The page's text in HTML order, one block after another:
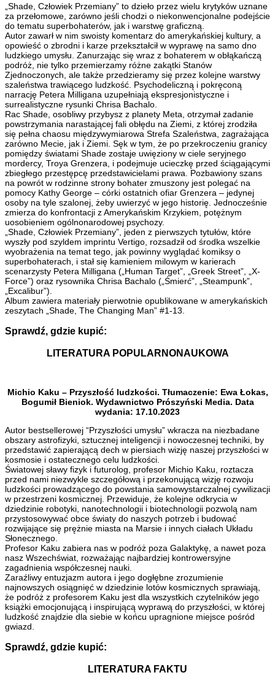
„Shade, Człowiek Przemiany” to dzieło przez wielu krytyków uznane
za przełomowe, zarówno jeśli chodzi o niekonwencjonalne podejście
do tematu superbohaterów, jak i warstwę graficzną.
Autor zawarł w nim swoisty komentarz do amerykańskiej kultury, a
opowieść o zbrodni i karze przekształcił w wyprawę na samo dno
ludzkiego umysłu. Zanurzając się wraz z bohaterem w obłąkańczą
podróż, nie tylko przemierzamy różne zakątki Stanów
Zjednoczonych, ale także przedzieramy się przez kolejne warstwy
szaleństwa trawiącego ludzkość. Psychodeliczną i pokręconą
narrację Petera Milligana uzupełniają ekspresjonistyczne i
surrealistyczne rysunki Chrisa Bachalo.
Rac Shade, osobliwy przybysz z planety Meta, otrzymał zadanie
powstrzymania narastającej fali obłędu na Ziemi, z której zrodziła
się pełna chaosu międzywymiarowa Strefa Szaleństwa, zagrażająca
zarówno Mecie, jak i Ziemi. Sęk w tym, że po przekroczeniu granicy
pomiędzy światami Shade zostaje uwięziony w ciele seryjnego
mordercy, Troya Grenzera, i podejmuje ucieczkę przed ściągającymi
zbiegłego przestępcę przedstawicielami prawa. Pozbawiony szans
na powrót w rodzinne strony bohater zmuszony jest polegać na
pomocy Kathy George – córki ostatnich ofiar Grenzera – jedynej
osoby na tyle szalonej, żeby uwierzyć w jego historię. Jednocześnie
zmierza do konfrontacji z Amerykańskim Krzykiem, potężnym
uosobieniem ogólnonarodowej psychozy.
„Shade, Człowiek Przemiany”, jeden z pierwszych tytułów, które
wyszły pod szyldem imprintu Vertigo, rozsadził od środka wszelkie
wyobrażenia na temat tego, jak powinny wyglądać komiksy o
superbohaterach, i stał się kamieniem milowym w karierach
scenarzysty Petera Milligana („Human Target”, „Greek Street”, „X-
Force”) oraz rysownika Chrisa Bachalo („Śmierć”, „Steampunk”,
„Excalibur”).
Album zawiera materiały pierwotnie opublikowane w amerykańskich
zeszytach „Shade, The Changing Man” #1-13.
Sprawdź, gdzie kupić:
LITERATURA POPULARNONAUKOWA
Michio Kaku – Przyszłość ludzkości. Tłumaczenie: Ewa Łokas,
Bogumił Bieniok. Wydawnictwo Prószyński Media. Data
wydania: 17.10.2023
Autor bestsellerowej “Przyszłości umysłu” wkracza na niezbadane
obszary astrofizyki, sztucznej inteligencji i nowoczesnej techniki, by
przedstawić zapierającą dech w piersiach wizję naszej przyszłości w
kosmosie i ostatecznego celu ludzkości.
Światowej sławy fizyk i futurolog, profesor Michio Kaku, roztacza
przed nami niezwykle szczegółową i przekonującą wizję rozwoju
ludzkości prowadzącego do powstania samowystarczalnej cywilizacji
w przestrzeni kosmicznej. Przewiduje, że kolejne odkrycia w
dziedzinie robotyki, nanotechnologii i biotechnologii pozwolą nam
przystosowywać obce światy do naszych potrzeb i budować
rozwijające się prężnie miasta na Marsie i innych ciałach Układu
Słonecznego.
Profesor Kaku zabiera nas w podróż poza Galaktykę, a nawet poza
nasz Wszechświat, rozważając najbardziej kontrowersyjne
zagadnienia współczesnej nauki.
Zaraźliwy entuzjazm autora i jego dogłębne zrozumienie
najnowszych osiągnięć w dziedzinie lotów kosmicznych sprawiają,
że podróż z profesorem Kaku jest dla wszystkich czytelników jego
książki emocjonującą i inspirującą wyprawą do przyszłości, w której
ludzkość znajdzie dla siebie w końcu upragnione miejsce pośród
gwiazd.
Sprawdź, gdzie kupić:
LITERATURA FAKTU